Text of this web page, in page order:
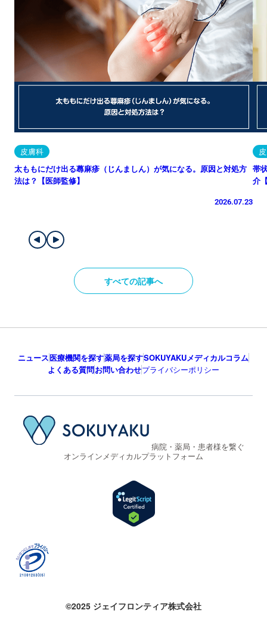
皮膚科
太ももにだけ出る蕁麻疹（じんましん）が気になる。原因と対処方
法は？【医師監修】
2026.07.23
帯
介
すべての記事へ
ニュース医療機関を探す薬局を探すSOKUYAKUメディカルコラム
よくある質問お問い合わせプライバシーポリシー
病院・薬局・患者様を繋ぐ
オンラインメディカルプラットフォーム
©2025 ジェイフロンティア株式会社